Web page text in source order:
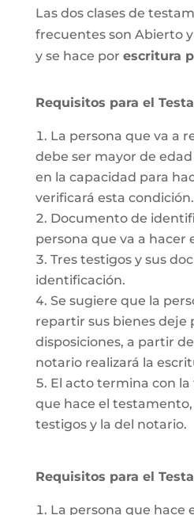
Las dos clases de
frecuentes son Abierto
y se hace por escritura
Requisitos para el
La persona que va a
debe ser mayor de
en la capacidad para
verificará esta condición.
Documento de
persona que va a hacer
Tres testigos y sus
identificación.
Se sugiere que la
repartir sus bienes deje
disposiciones, a partir
notario realizará la
El acto termina con
que hace el testamento,
testigos y la del notario.
Requisitos para el
La persona que hace